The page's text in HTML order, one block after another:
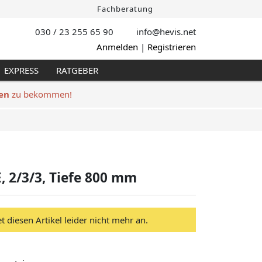
Fachberatung
030 / 23 255 65 90 info@hevis.net
Anmelden | Registrieren
EXPRESS RATGEBER
zu bekommen!
2/3/3, Tiefe 800 mm
diesen Artikel leider nicht mehr an.